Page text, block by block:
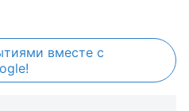
вместе с